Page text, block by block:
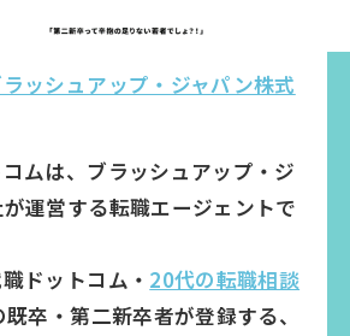
ッシュアップ・ジャパン株式
ムは、ブラッシュアップ・ジ
運営する転職エージェントで
ドットコム・ 20代の転職相談
卒・第二新卒者が登録する、